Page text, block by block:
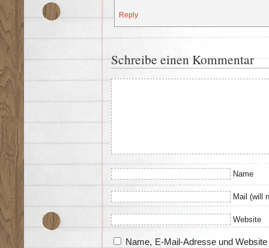
Reply
Schreibe einen Kommentar
Name
Mail (will
Website
Name, E-Mail-Adresse und